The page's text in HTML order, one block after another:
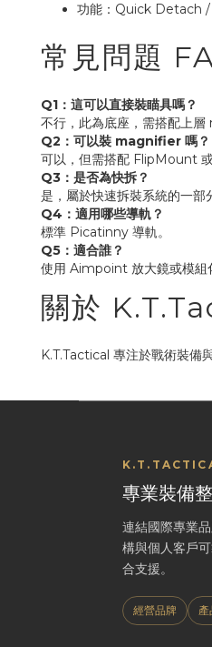
功能：Quick Detach /
常見問題
Q1：這可以直接裝瞄具嗎？
不行，此為底座，需搭配上層
Q2：可以裝 magnifier 嗎？
可以，但需搭配 FlipMount
Q3：是否為快拆？
是，屬於快速拆裝系統的一部
Q4：適用哪些導軌？
標準 Picatinny 導軌。
Q5：適合誰？
使用 Aimpoint 放大鏡或模組
關於
K.T.Tactical 專注於戰術裝備
專業裝備
連結國際專業
構與個人客戶
合支援。
經營品牌